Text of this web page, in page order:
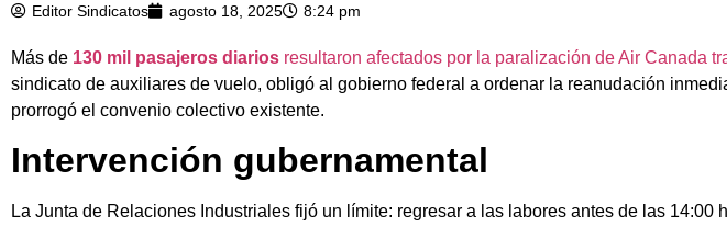
Editor Sindicatos agosto 18, 2025 8:24 pm
Más de 130 mil pasajeros diarios resultaron afectados por la paralización de Air Canada
sindicato de auxiliares de vuelo, obligó al gobierno federal a ordenar la reanudación
prorrogó el convenio colectivo existente.
Intervención gubernamental
La Junta de Relaciones Industriales fijó un límite: regresar a las labores antes de las